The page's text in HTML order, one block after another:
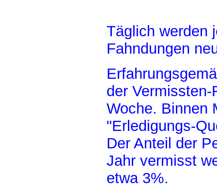
Täglich werden
Fahndungen
der
Woche. Binnen
"Erledigungs-
Der Anteil der
Jahr vermisst
etwa 3%.